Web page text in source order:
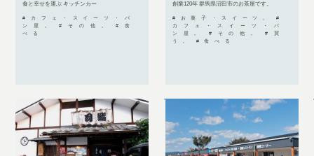
食と幸せを運ぶ キッチンカー
#カフェ・スイーツ・パ
ン屋, #その他, #食
べる
創業120年 群馬県沼田市のお茶屋です。
#お菓子・スイーツ, #
カフェ・スイーツ・パ
ン屋, #その他, #買
う, #食べる